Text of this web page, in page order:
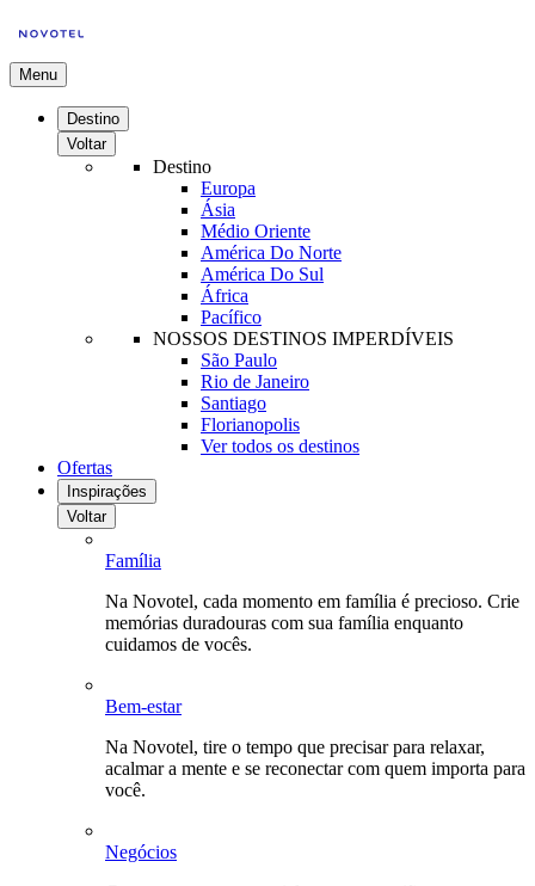
Menu
Destino
Voltar
Destino
Europa
Ásia
Médio Oriente
América Do Norte
América Do Sul
África
Pacífico
NOSSOS DESTINOS IMPERDÍVEIS
São Paulo
Rio de Janeiro
Santiago
Florianopolis
Ver todos os destinos
Ofertas
Inspirações
Voltar
Família
Na Novotel, cada momento em família é precioso. Crie
memórias duradouras com sua família enquanto
cuidamos de vocês.
Bem-estar
Na Novotel, tire o tempo que precisar para relaxar,
acalmar a mente e se reconectar com quem importa para
você.
Negócios